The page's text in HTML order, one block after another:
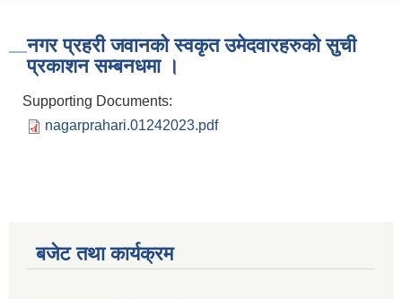
नगर प्रहरी जवानको स्वकृत उमेदवारहरुको सुची
प्रकाशन सम्बनधमा ।
Supporting Documents:
nagarprahari.01242023.pdf
बजेट तथा कार्यक्रम